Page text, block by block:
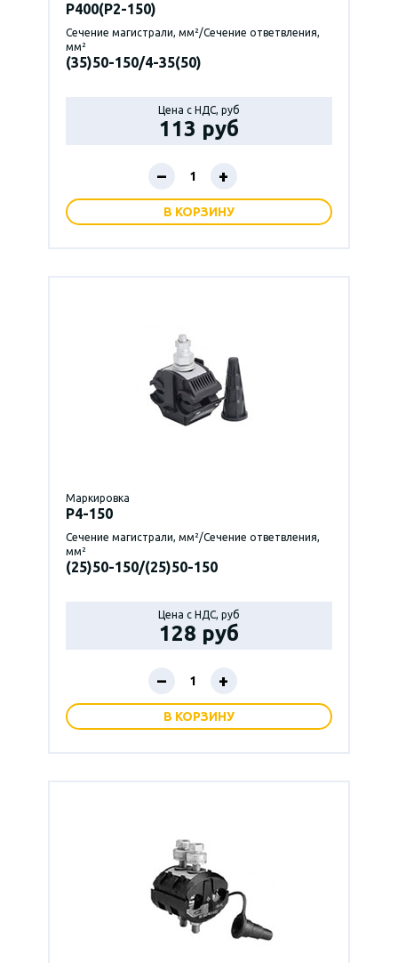
P400(Р2-150)
Сечение магистрали, мм²/Сечение ответвления,
мм²
(35)50-150/4-35(50)
Цена с НДС, руб
113 руб
– +
В КОРЗИНУ
Маркировка
P4-150
Сечение магистрали, мм²/Сечение ответвления,
мм²
(25)50-150/(25)50-150
Цена с НДС, руб
128 руб
– +
В КОРЗИНУ